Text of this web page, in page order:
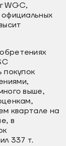
WGC,
покупок
выше,
квартале на
в
337 т.